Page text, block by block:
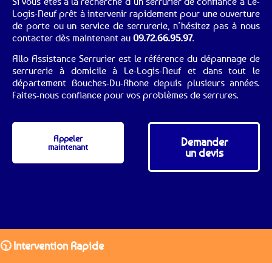
Logis-Neuf prêt à intervenir rapidement pour une ouverture
de porte ou un service de serrurerie, n’hésitez pas à nous
contacter dès maintenant au 09.72.66.95.97.
Allo Assistance Serrurier est le référence du dépannage de
serrurerie à domicile à Le-Logis-Neuf et dans tout le
département Bouches-Du-Rhone depuis plusieurs années.
Faites-nous confiance pour vos problèmes de serrures.
Appeler
maintenant
Demander
un devis
🕥 Intervention Rapide